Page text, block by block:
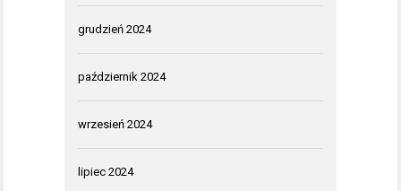
grudzień 2024
październik 2024
wrzesień 2024
lipiec 2024